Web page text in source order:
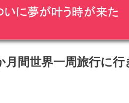
間世界一周旅行に行